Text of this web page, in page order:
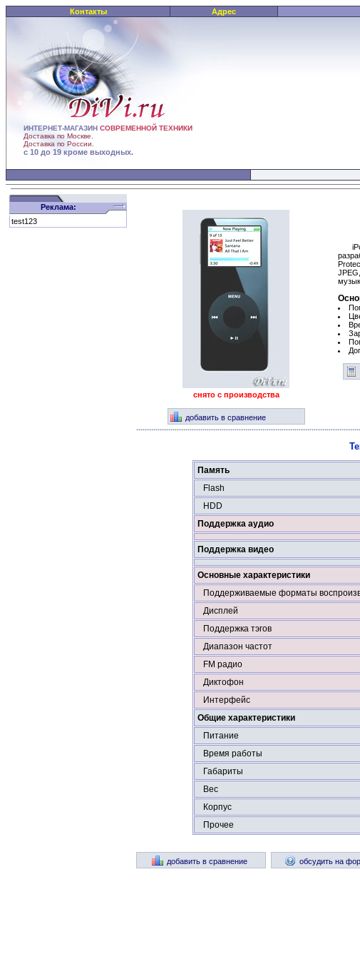
Контакты Адрес
ИНТЕРНЕТ-МАГАЗИН СОВРЕМЕННОЙ ТЕХНИКИ
Доставка по Москве.
Доставка по России.
с 10 до 19 кроме выходных.
Реклама:
test123
снято с производства
добавить в сравнение
Память
Flash
HDD
Поддержка аудио
Поддержка видео
Основные характеристики
Поддерживаемые форматы
Дисплей
Поддержка тэгов
Диапазон частот
FM радио
Диктофон
Интерфейс
Общие характеристики
Питание
Время работы
Габариты
Вес
Корпус
Прочее
добавить в сравнение обсудить на